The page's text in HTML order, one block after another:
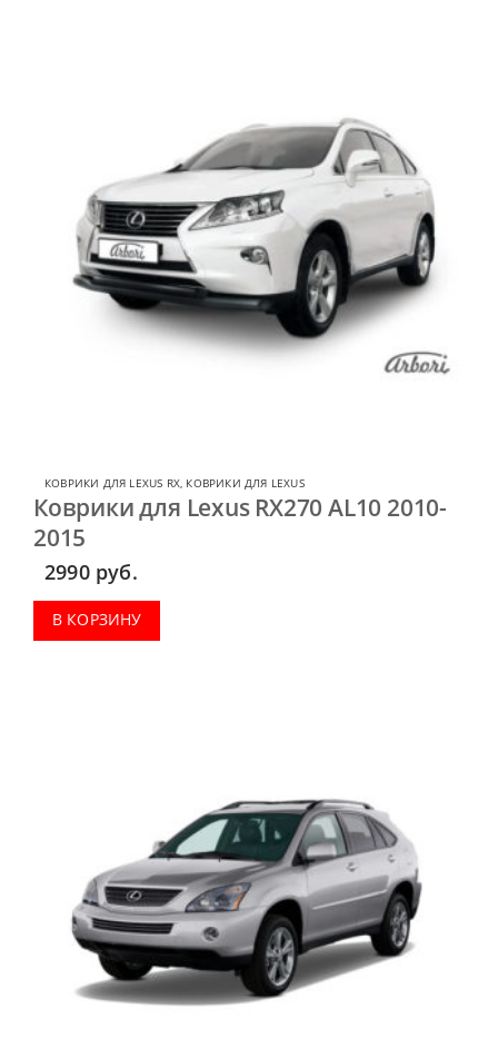
КОВРИКИ ДЛЯ LEXUS RX, КОВРИКИ ДЛЯ LEXUS
Коврики для Lexus RX270 AL10 2010-
2015
2990 руб.
В КОРЗИНУ